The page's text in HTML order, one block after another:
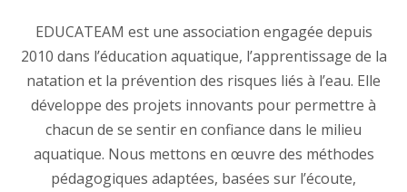
EDUCATEAM est une association engagée depuis
2010 dans l’éducation aquatique, l’apprentissage de la
natation et la prévention des risques liés à l’eau. Elle
développe des projets innovants pour permettre à
chacun de se sentir en confiance dans le milieu
aquatique. Nous mettons en œuvre des méthodes
pédagogiques adaptées, basées sur l’écoute,